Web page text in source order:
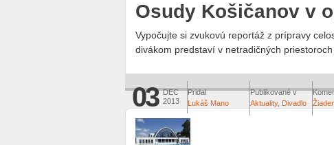
Osudy Košičanov v
Vypočujte si zvukovú reportáž z prípravy
divákom predstaví v netradičných
03 DEC
2013
Pridal
Lukáš Mano
Publikované v
Aktuality, Divadlo